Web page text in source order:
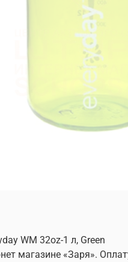
WM 32oz-1 л, Green
магазине «Заря».